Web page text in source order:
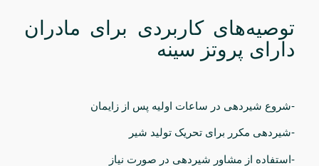
توصیه‌های کاربردی برای مادران
دارای پروتز سینه
-شروع شیردهی در ساعات اولیه پس از زایمان
-شیردهی مکرر برای تحریک تولید شیر
-استفاده از مشاور شیردهی در صورت نیاز